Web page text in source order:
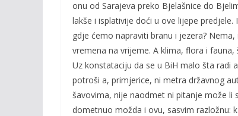
onu od Sarajeva preko Bjelašnice do
lakše i isplativije doći u ove lijepe
gdje ćemo napraviti branu i jezera?
vremena na vrijeme. A klima, flora i
Uz konstataciju da se u BiH malo šta radi
potroši a, primjerice, ni metra državnog
šavovima, nije naodmet ni pitanje može li
dometnuo možda i ovu, sasvim razložnu: